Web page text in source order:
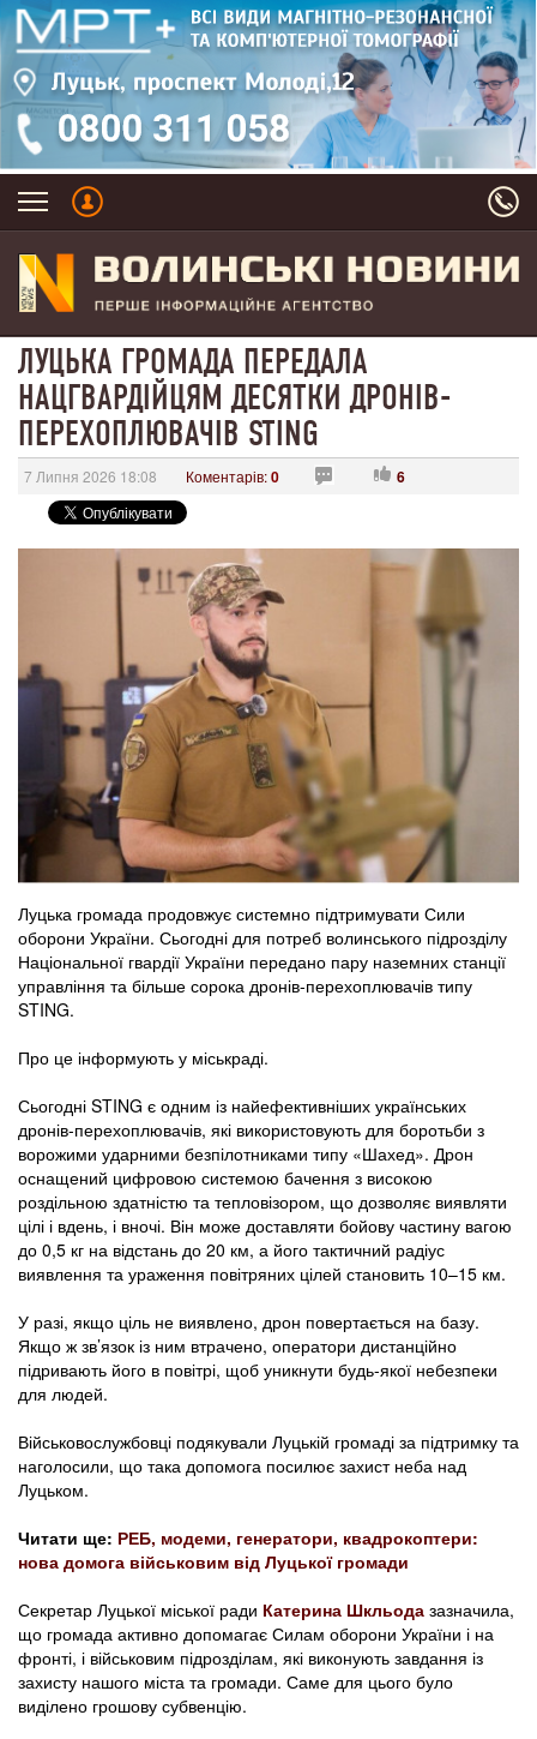
ЛУЦЬКА ГРОМАДА ПЕРЕДАЛА
НАЦГВАРДІЙЦЯМ ДЕСЯТКИ ДРОНІВ-
ПЕРЕХОПЛЮВАЧІВ STING
7 Липня 2026 18:08 Коментарів:0 6
Луцька громада продовжує системно підтримувати Сили
оборони України. Сьогодні для потреб волинського підрозділу
Національної гвардії України передано пару наземних станції
управління та більше сорока дронів-перехоплювачів типу
STING.
Про це інформують у міськраді.
Сьогодні STING є одним із найефективніших українських
дронів-перехоплювачів, які використовують для боротьби з
ворожими ударними безпілотниками типу «Шахед». Дрон
оснащений цифровою системою бачення з високою
роздільною здатністю та тепловізором, що дозволяє виявляти
цілі і вдень, і вночі. Він може доставляти бойову частину вагою
до 0,5 кг на відстань до 20 км, а його тактичний радіус
виявлення та ураження повітряних цілей становить 10–15 км.
У разі, якщо ціль не виявлено, дрон повертається на базу.
Якщо ж зв’язок із ним втрачено, оператори дистанційно
підривають його в повітрі, щоб уникнути будь-якої небезпеки
для людей.
Військовослужбовці подякували Луцькій громаді за підтримку та
наголосили, що така допомога посилює захист неба над
Луцьком.
Читати ще: РЕБ, модеми, генератори, квадрокоптери:
нова домога військовим від Луцької громади
Секретар Луцької міської ради Катерина Шкльода зазначила,
що громада активно допомагає Силам оборони України і на
фронті, і військовим підрозділам, які виконують завдання із
захисту нашого міста та громади. Саме для цього було
виділено грошову субвенцію.